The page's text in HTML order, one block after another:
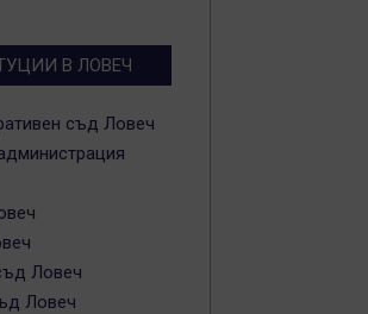
В ЛОВЕЧ
съд Ловеч
Ловеч
Ловеч